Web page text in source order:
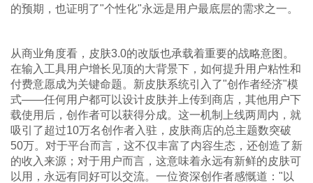
的预期，也证明了"个性化"永远是用户最底层的需求之一。
从商业角度看，皮肤3.0的改版也承载着重要的战略意图。
在输入工具用户增长见顶的大背景下，如何提升用户粘性和
付费意愿成为关键命题。新皮肤系统引入了"创作者经济"模
式——任何用户都可以设计皮肤并上传到商店，其他用户下
载使用后，创作者可以获得分成。这一机制上线两周内，就
吸引了超过10万名创作者入驻，皮肤商店的总主题数突破
50万。对于平台而言，这不仅丰富了内容生态，还创造了新
的收入来源；对于用户而言，这意味着永远有新鲜的皮肤可
以用，永远有同好可以交流。一位资深创作者感慨道："以